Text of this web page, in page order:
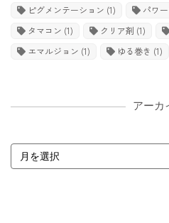
ピグメンテーション (1) パワ
タマコン (1) クリア剤 (1)
エマルジョン (1) ゆる巻き (1)
アーカ